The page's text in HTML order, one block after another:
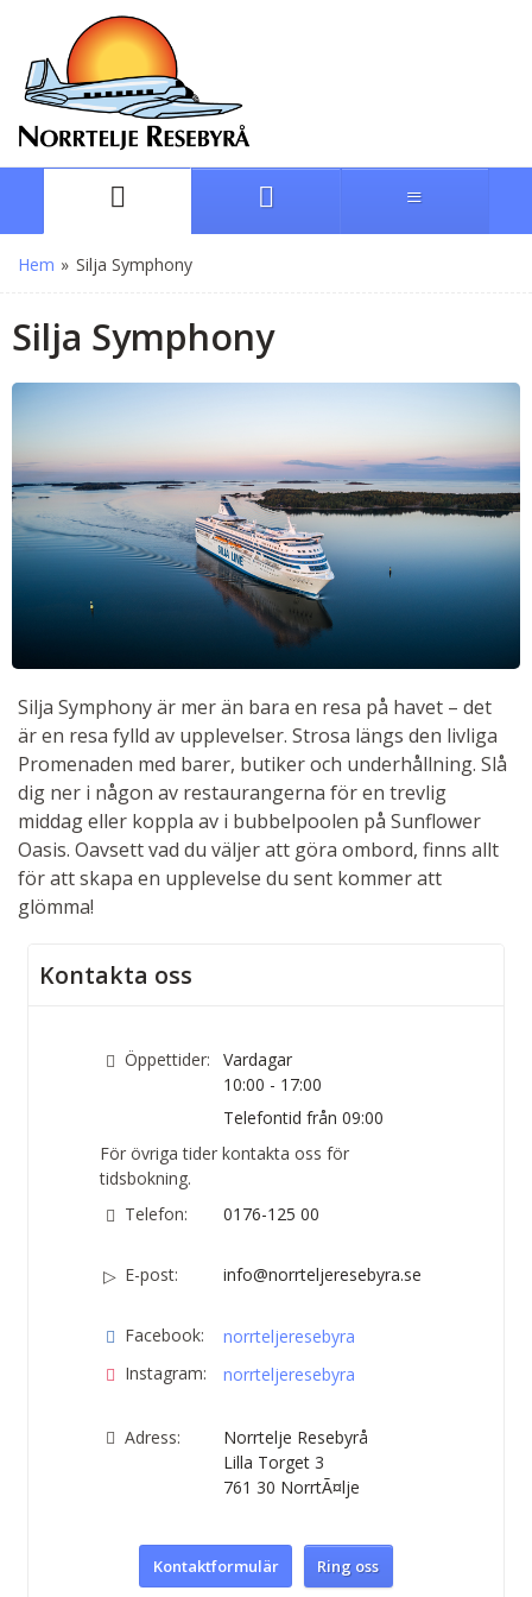
Hem » Silja Symphony
Silja Symphony
Silja Symphony är mer än bara en resa på havet – det
är en resa fylld av upplevelser. Strosa längs den livliga
Promenaden med barer, butiker och underhållning. Slå
dig ner i någon av restaurangerna för en trevlig
middag eller koppla av i bubbelpoolen på Sunflower
Oasis. Oavsett vad du väljer att göra ombord, finns allt
för att skapa en upplevelse du sent kommer att
glömma!
Kontakta oss
Öppettider:
Vardagar
10:00 - 17:00
Telefontid från 09:00
För övriga tider kontakta oss för
tidsbokning.
Telefon:
0176-125 00
E-post: info@norrteljeresebyra.se
Facebook:
norrteljeresebyra
Instagram:
norrteljeresebyra
Adress:
Norrtelje Resebyrå
Lilla Torget 3
761 30 NorrtÃ¤lje
Kontaktformulär Ring oss